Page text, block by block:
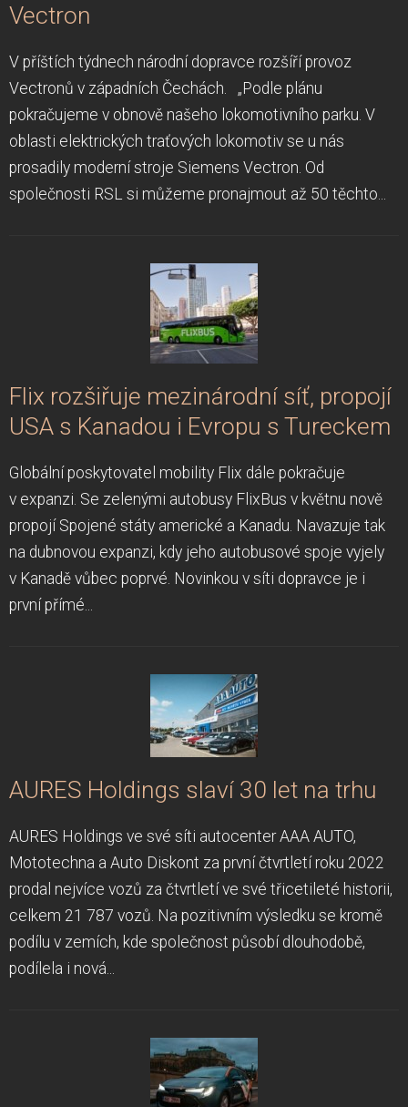
Vectron
V příštích týdnech národní dopravce rozšíří provoz
Vectronů v západních Čechách. „Podle plánu
pokračujeme v obnově našeho lokomotivního parku. V
oblasti elektrických traťových lokomotiv se u nás
prosadily moderní stroje Siemens Vectron. Od
společnosti RSL si můžeme pronajmout až 50 těchto...
Flix rozšiřuje mezinárodní síť, propojí
USA s Kanadou i Evropu s Tureckem
Globální poskytovatel mobility Flix dále pokračuje
v expanzi. Se zelenými autobusy FlixBus v květnu nově
propojí Spojené státy americké a Kanadu. Navazuje tak
na dubnovou expanzi, kdy jeho autobusové spoje vyjely
v Kanadě vůbec poprvé. Novinkou v síti dopravce je i
první přímé...
AURES Holdings slaví 30 let na trhu
AURES Holdings ve své síti autocenter AAA AUTO,
Mototechna a Auto Diskont za první čtvrtletí roku 2022
prodal nejvíce vozů za čtvrtletí ve své třicetileté historii,
celkem 21 787 vozů. Na pozitivním výsledku se kromě
podílu v zemích, kde společnost působí dlouhodobě,
podílela i nová...